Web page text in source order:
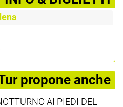
propone anche
AI PIEDI DEL